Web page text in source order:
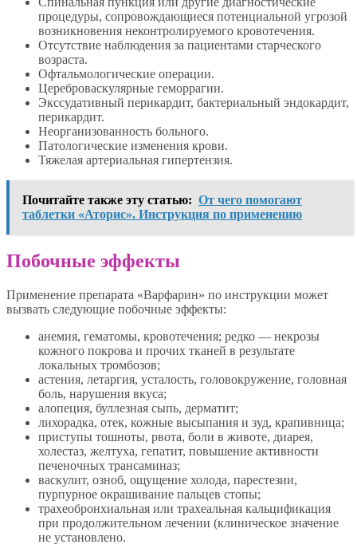
процедуры, сопровождающиеся потенциальной угрозой
возникновения неконтролируемого кровотечения.
Отсутствие наблюдения за пациентами старческого
возраста.
Офтальмологические операции.
Цереброваскулярные геморрагии.
Экссудативный перикардит, бактериальный эндокардит,
перикардит.
Неорганизованность больного.
Патологические изменения крови.
Тяжелая артериальная гипертензия.
Почитайте также эту статью: От чего помогают
таблетки «Аторис». Инструкция по применению
Побочные эффекты
Применение препарата «Варфарин» по инструкции может
вызвать следующие побочные эффекты:
анемия, гематомы, кровотечения; редко — некрозы
кожного покрова и прочих тканей в результате
локальных тромбозов;
астения, летаргия, усталость, головокружение, головная
боль, нарушения вкуса;
алопеция, буллезная сыпь, дерматит;
лихорадка, отек, кожные высыпания и зуд, крапивница;
приступы тошноты, рвота, боли в животе, диарея,
холестаз, желтуха, гепатит, повышение активности
печеночных трансаминаз;
васкулит, озноб, ощущение холода, парестезии,
пурпурное окрашивание пальцев стопы;
трахеобронхиальная или трахеальная кальцификация
при продолжительном лечении (клиническое значение
не установлено.